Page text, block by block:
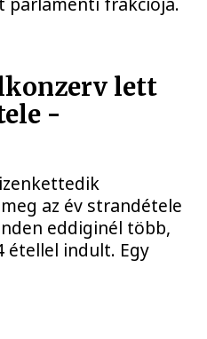
lett
-
az év strandétele
eddiginél több,
étellel indult. Egy